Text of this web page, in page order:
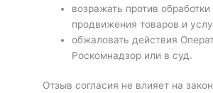
возражать против
продвижения товаров и
обжаловать действия
Роскомнадзор или в суд.
Отзыв согласия не влияет на